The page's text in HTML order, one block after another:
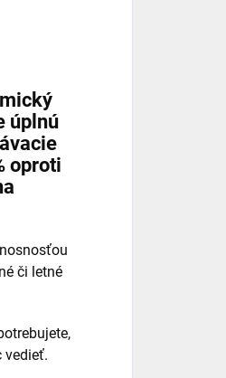
úplnú
oproti
či letné
vedieť.